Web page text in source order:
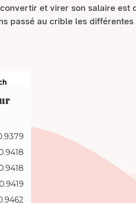
et virer son salaire est
passé au crible les